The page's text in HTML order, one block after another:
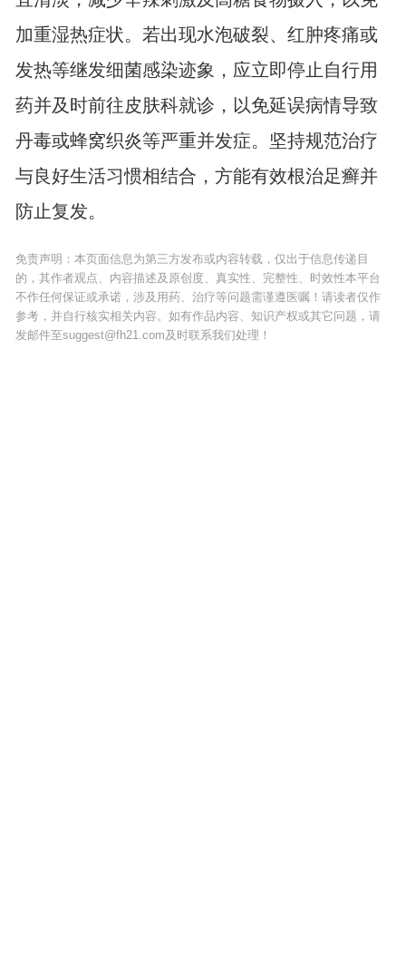
加重湿热症状。若出现水泡破裂、红肿疼痛或
发热等继发细菌感染迹象，应立即停止自行用
药并及时前往皮肤科就诊，以免延误病情导致
丹毒或蜂窝织炎等严重并发症。坚持规范治疗
与良好生活习惯相结合，方能有效根治足癣并
防止复发。
免责声明：本页面信息为第三方发布或内容转载，仅出于信息传递目
的，其作者观点、内容描述及原创度、真实性、完整性、时效性本平台
不作任何保证或承诺，涉及用药、治疗等问题需谨遵医嘱！请读者仅作
参考，并自行核实相关内容。如有作品内容、知识产权或其它问题，请
发邮件至suggest@fh21.com及时联系我们处理！